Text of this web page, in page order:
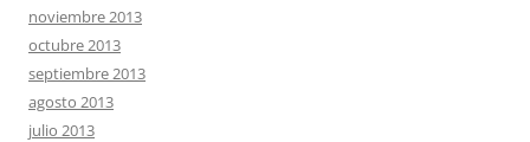
noviembre 2013
octubre 2013
septiembre 2013
agosto 2013
julio 2013